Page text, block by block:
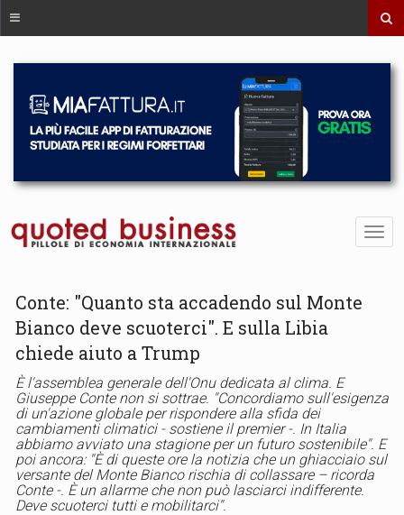
Conte: "Quanto sta accadendo sul Monte
Bianco deve scuoterci". E sulla Libia
chiede aiuto a Trump
È l'assemblea generale dell'Onu dedicata al clima. E
Giuseppe Conte non si sottrae. ''Concordiamo sull'esigenza
di un'azione globale per rispondere alla sfida dei
cambiamenti climatici - sostiene il premier -. In Italia
abbiamo avviato una stagione per un futuro sostenibile''. E
poi ancora: ''È di queste ore la notizia che un ghiacciaio sul
versante del Monte Bianco rischia di collassare – ricorda
Conte -. È un allarme che non può lasciarci indifferente.
Deve scuoterci tutti e mobilitarci''.